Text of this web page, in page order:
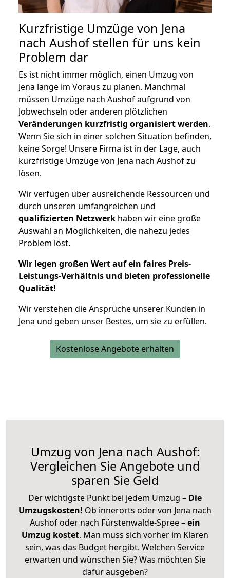
Kurzfristige Umzüge von Jena
nach Aushof stellen für uns kein
Problem dar
Es ist nicht immer möglich, einen Umzug von
Jena lange im Voraus zu planen. Manchmal
müssen Umzüge nach Aushof aufgrund von
Jobwechseln oder anderen plötzlichen
Veränderungen kurzfristig organisiert werden.
Wenn Sie sich in einer solchen Situation befinden,
keine Sorge! Unsere Firma ist in der Lage, auch
kurzfristige Umzüge von Jena nach Aushof zu
lösen.
Wir verfügen über ausreichende Ressourcen und
durch unseren umfangreichen und
qualifizierten Netzwerk haben wir eine große
Auswahl an Möglichkeiten, die nahezu jedes
Problem löst.
Wir legen großen Wert auf ein faires Preis-
Leistungs-Verhältnis und bieten professionelle
Qualität!
Wir verstehen die Ansprüche unserer Kunden in
Jena und geben unser Bestes, um sie zu erfüllen.
Kostenlose Angebote erhalten
Umzug von Jena nach Aushof:
Vergleichen Sie Angebote und
sparen Sie Geld
Der wichtigste Punkt bei jedem Umzug – Die
Umzugskosten! Ob innerorts oder von Jena nach
Aushof oder nach Fürstenwalde-Spree –ein
Umzug kostet. Man muss sich vorher im Klaren
sein, was das Budget hergibt. Welchen Service
erwarten und wünschen Sie? Was möchten Sie
dafür ausgeben?